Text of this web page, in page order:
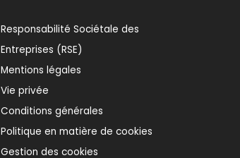
Responsabilité Sociétale des
Entreprises (RSE)
Mentions légales
Vie privée
Conditions générales
Politique en matière de cookies
Gestion des cookies